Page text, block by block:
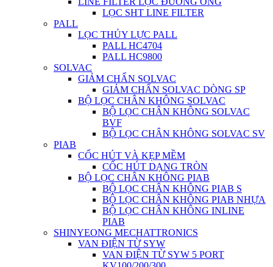
LỌC SHT LINE FILTER
PALL
LỌC THỦY LỰC PALL
PALL HC4704
PALL HC9800
SOLVAC
GIẢM CHẤN SOLVAC
GIẢM CHẤN SOLVAC DÒNG SP
BỘ LỌC CHÂN KHÔNG SOLVAC
BỘ LỌC CHÂN KHÔNG SOLVAC
BVF
BỘ LỌC CHÂN KHÔNG SOLVAC SV
PIAB
CỐC HÚT VÀ KẸP MỀM
CỐC HÚT DẠNG TRÒN
BỘ LỌC CHÂN KHÔNG PIAB
BỘ LỌC CHÂN KHÔNG PIAB S
BỘ LỌC CHÂN KHÔNG PIAB NHỰA
BỘ LỌC CHÂN KHÔNG INLINE
PIAB
SHINYEONG MECHATTRONICS
VAN ĐIỆN TỪ SYW
VAN ĐIỆN TỪ SYW 5 PORT